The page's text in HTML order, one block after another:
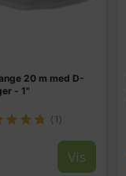
20 m med D-
- 1"
(1)
Vis